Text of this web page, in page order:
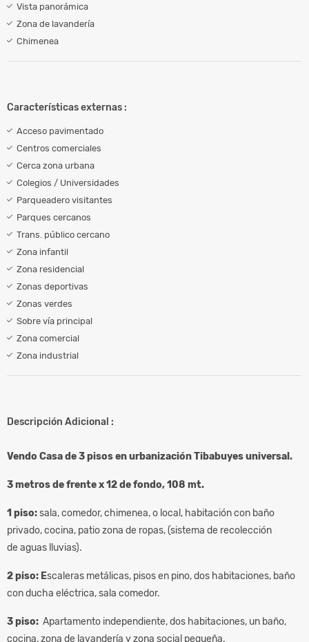
Vista panorámica
Zona de lavandería
Chimenea
Características externas :
Acceso pavimentado
Centros comerciales
Cerca zona urbana
Colegios / Universidades
Parqueadero visitantes
Parques cercanos
Trans. público cercano
Zona infantil
Zona residencial
Zonas deportivas
Zonas verdes
Sobre vía principal
Zona comercial
Zona industrial
Descripción Adicional :
Vendo Casa de 3 pisos en urbanización Tibabuyes universal.
3 metros de frente x 12 de fondo, 108 mt.
1 piso:sala, comedor, chimenea, o local, habitación con baño
privado, cocina, patio zona de ropas, (sistema de recolección
de aguas lluvias).
2 piso: Escaleras metálicas, pisos en pino, dos habitaciones, baño
con ducha eléctrica, sala comedor.
3 piso: Apartamento independiente, dos habitaciones, un baño,
cocina, zona de lavandería y zona social pequeña.